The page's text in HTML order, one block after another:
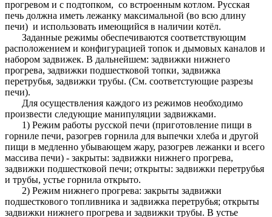
прогревом и с подтопком, со встроенным котлом. Русская
печь должна иметь лежанку максимальной (во всю длину
печи) и использовать имеющийся в наличии котёл.
Заданные режимы обеспечиваются соответствующим
расположением и конфигурацией топок и дымовых каналов и
набором задвижек. В дальнейшем: задвижки нижнего
прогрева, задвижки подшестковой топки, задвижка
перетрубья, задвижки трубы. (См. соответстующие разрезы
печи).
Для осуществления каждого из режимов необходимо
произвести следующие манипуляции задвижками.
1) Режим работы русской печи (приготовление пищи в
горниле печи, разогрев горнила для выпечки хлеба и другой
пищи в медленно убывающем жару, разогрев лежанки и всего
массива печи) - закрыты: задвижки нижнего прогрева,
задвижки подшестковой печи; открыты: задвижки перетрубья
и трубы, устье горнила открыто.
2) Режим нижнего прогрева: закрыты задвижки
подшесткового топливника и задвижка перетрубья; открыты
задвижки нижнего прогрева и задвижки трубы. В устье